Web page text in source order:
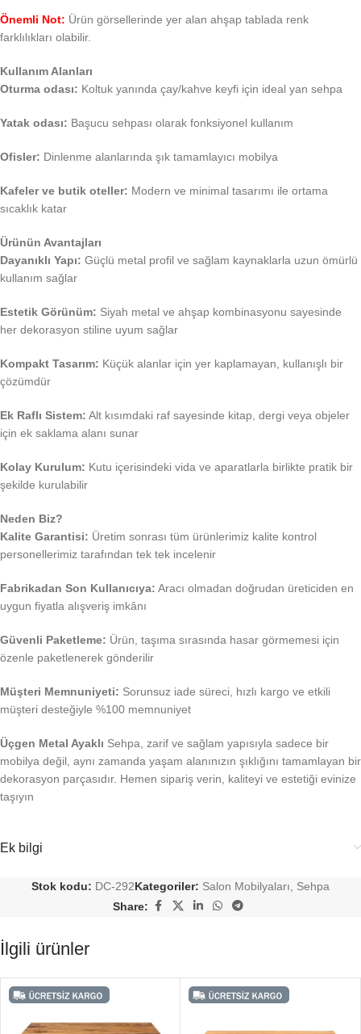
Önemli Not: Ürün görsellerinde yer alan ahşap tablada renk
farklılıkları olabilir.
Kullanım Alanları
Oturma odası: Koltuk yanında çay/kahve keyfi için ideal yan sehpa
Yatak odası: Başucu sehpası olarak fonksiyonel kullanım
Ofisler: Dinlenme alanlarında şık tamamlayıcı mobilya
Kafeler ve butik oteller: Modern ve minimal tasarımı ile ortama
sıcaklık katar
Ürünün Avantajları
Dayanıklı Yapı: Güçlü metal profil ve sağlam kaynaklarla uzun ömürlü
kullanım sağlar
Estetik Görünüm: Siyah metal ve ahşap kombinasyonu sayesinde
her dekorasyon stiline uyum sağlar
Kompakt Tasarım: Küçük alanlar için yer kaplamayan, kullanışlı bir
çözümdür
Ek Raflı Sistem: Alt kısımdaki raf sayesinde kitap, dergi veya objeler
için ek saklama alanı sunar
Kolay Kurulum: Kutu içerisindeki vida ve aparatlarla birlikte pratik bir
şekilde kurulabilir
Neden Biz?
Kalite Garantisi: Üretim sonrası tüm ürünlerimiz kalite kontrol
personellerimiz tarafından tek tek incelenir
Fabrikadan Son Kullanıcıya: Aracı olmadan doğrudan üreticiden en
uygun fiyatla alışveriş imkânı
Güvenli Paketleme: Ürün, taşıma sırasında hasar görmemesi için
özenle paketlenerek gönderilir
Müşteri Memnuniyeti: Sorunsuz iade süreci, hızlı kargo ve etkili
müşteri desteğiyle %100 memnuniyet
Üçgen Metal Ayaklı Sehpa, zarif ve sağlam yapısıyla sadece bir
mobilya değil, aynı zamanda yaşam alanınızın şıklığını tamamlayan bir
dekorasyon parçasıdır. Hemen sipariş verin, kaliteyi ve estetiği evinize
taşıyın
Ek bilgi
Stok kodu: DC-292Kategoriler: Salon Mobilyaları, Sehpa
Share:
İlgili ürünler